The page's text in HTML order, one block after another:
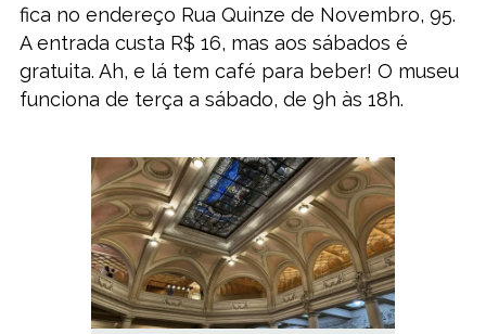
fica no endereço Rua Quinze de Novembro, 95.
A entrada custa R$ 16, mas aos sábados é
gratuita. Ah, e lá tem café para beber! O museu
funciona de terça a sábado, de 9h às 18h.